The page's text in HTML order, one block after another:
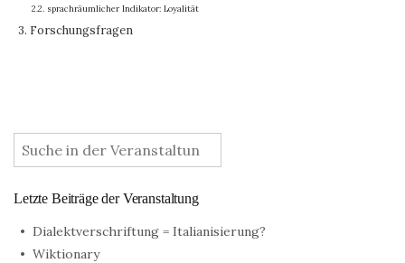
2.2. sprachräumlicher Indikator: Loyalität
3. Forschungsfragen
:
Letzte Beiträge der Veranstaltung
Dialektverschriftung = Italianisierung?
Wiktionary